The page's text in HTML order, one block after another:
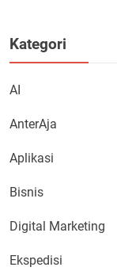
Kategori
AI
AnterAja
Aplikasi
Bisnis
Digital Marketing
Ekspedisi